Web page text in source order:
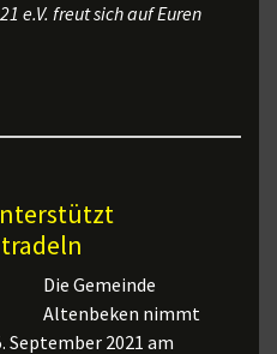
e.V. freut sich auf Euren
Die Gemeinde
Altenbeken nimmt
September 2021 am